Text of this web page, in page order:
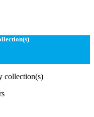
collection(s)